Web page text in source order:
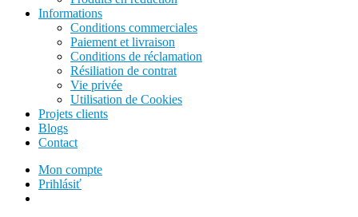
Informations
Conditions commerciales
Paiement et livraison
Conditions de réclamation
Résiliation de contrat
Vie privée
Utilisation de Cookies
Projets clients
Blogs
Contact
Mon compte
Prihlásiť